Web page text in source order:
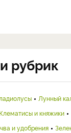
рубрик
Лунный
Клематисы и княжики
и удобрения